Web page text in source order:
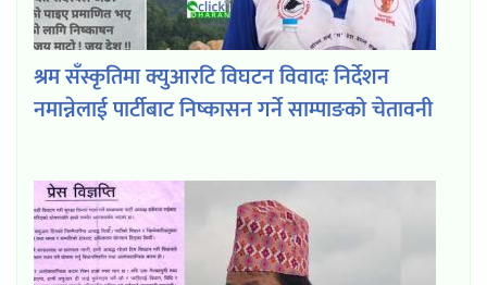
श्रम सँस्कृतिमा क्युआरटि विघटन विवादः निर्देशन
नमान्नेलाई पार्टीबाट निष्कासन गर्ने साम्पाङको चेतावनी